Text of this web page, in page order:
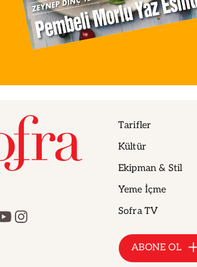
Tarifler
Kültür
Ekipman & Stil
Yeme İçme
Sofra TV
ABONE OL